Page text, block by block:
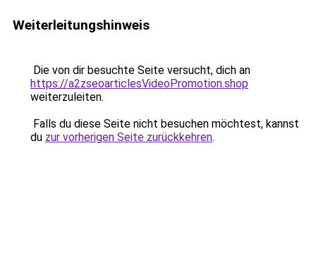
Weiterleitungshinweis
Die von dir besuchte Seite versucht, dich an
https://a2zseoarticlesVideoPromotion.shop
weiterzuleiten.
Falls du diese Seite nicht besuchen möchtest, kannst
du zur vorherigen Seite zurückkehren.